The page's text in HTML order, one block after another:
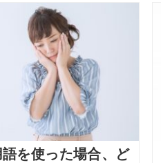
を使った場合、ど